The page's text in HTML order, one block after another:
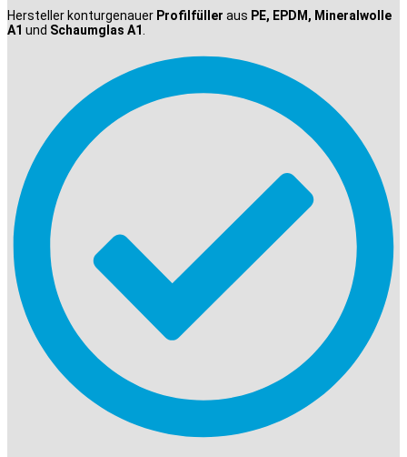
Hersteller konturgenauer Profilfüller aus PE, EPDM, Mineralwolle
A1 und Schaumglas A1.